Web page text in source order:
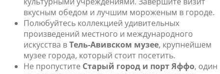
вкусным обедом и лучшим мороженым в городе.
Полюбуйтесь коллекцией удивительных
произведений местного и международного
искусства вТель-Авивском музее, крупнейшем
музее города, который стоит посетить.
Не пропустите Старый город и порт Яффо, один